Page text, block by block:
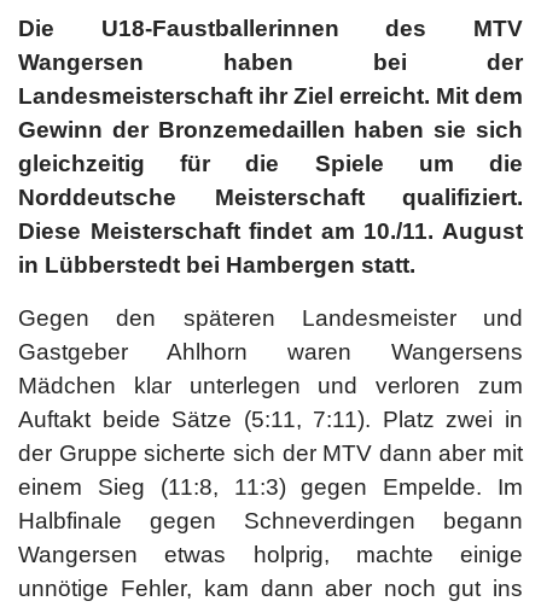
Die U18-Faustballerinnen des MTV
Wangersen haben bei der
Landesmeisterschaft ihr Ziel erreicht. Mit dem
Gewinn der Bronzemedaillen haben sie sich
gleichzeitig für die Spiele um die
Norddeutsche Meisterschaft qualifiziert.
Diese Meisterschaft findet am 10./11. August
in Lübberstedt bei Hambergen statt.
Gegen den späteren Landesmeister und
Gastgeber Ahlhorn waren Wangersens
Mädchen klar unterlegen und verloren zum
Auftakt beide Sätze (5:11, 7:11). Platz zwei in
der Gruppe sicherte sich der MTV dann aber mit
einem Sieg (11:8, 11:3) gegen Empelde. Im
Halbfinale gegen Schneverdingen begann
Wangersen etwas holprig, machte einige
unnötige Fehler, kam dann aber noch gut ins